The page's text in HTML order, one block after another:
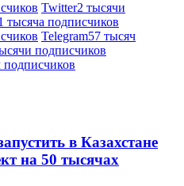
Twitter2 тысячи
тысяча подписчиков
Telegram57 тысяч
подписчиков
подписчиков
в Казахстане
на 50 тысячах